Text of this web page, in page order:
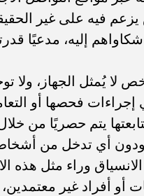
فيه على غير
إليه، مدعيًا
لا يُمثل الجهاز، ولا
فحصها أو
يتم حصريًا من
ودون أي تدخل من
وراء مثل هذه
أو أفراد غير
والأهالي ينعونها